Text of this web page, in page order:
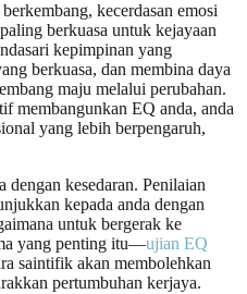
kecerdasan emosi
berkuasa untuk kejayaan
kepimpinan yang
berkuasa, dan membina daya
maju melalui perubahan.
membangunkan EQ anda, anda
yang lebih berpengaruh,
dengan kesedaran. Penilaian
kepada anda dengan
untuk bergerak ke
yang penting itu—ujian EQ
saintifik akan membolehkan
pertumbuhan kerjaya.